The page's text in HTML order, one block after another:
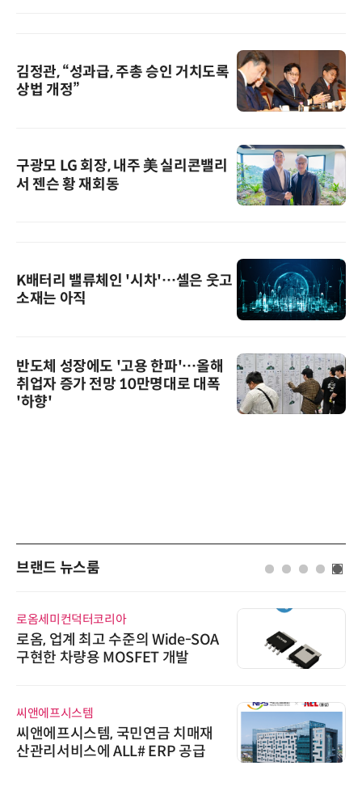
김정관, “성과급, 주총 승인 거치도록
상법 개정”
구광모 LG 회장, 내주 美 실리콘밸리
서 젠슨 황 재회동
K배터리 밸류체인 '시차'…셀은 웃고
소재는 아직
반도체 성장에도 '고용 한파'…올해
취업자 증가 전망 10만명대로 대폭
'하향'
브랜드 뉴스룸
로옴세미컨덕터코리아
로옴, 업계 최고 수준의 Wide-SOA
구현한 차량용 MOSFET 개발
씨앤에프시스템
씨앤에프시스템, 국민연금 치매재
산관리서비스에 ALL# ERP 공급